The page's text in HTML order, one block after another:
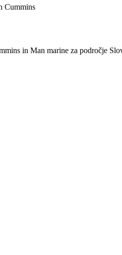
Cummins
in Man marine za področje